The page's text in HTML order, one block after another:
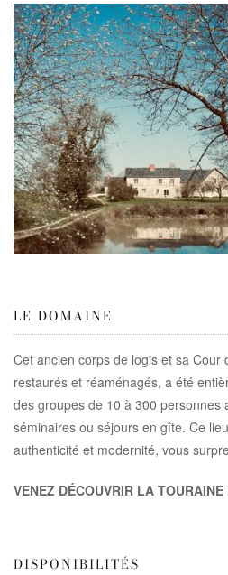
LE DOMAINE
Cet ancien corps de logis et sa Cour
restaurés et réaménagés, a été
des groupes de 10 à 300 personnes
séminaires ou séjours en gîte. Ce
authenticité et modernité, vous
VENEZ DÉCOUVRIR LA
DISPONIBILITÉS